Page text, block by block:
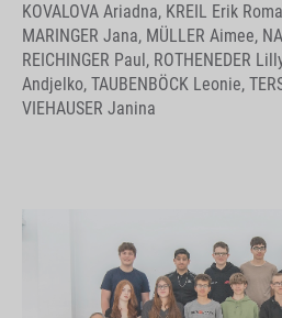
KOVALOVA Ariadna, KREIL Erik
MARINGER Jana, MÜLLER Aimee,
REICHINGER Paul, ROTHENEDER
Andjelko, TAUBENBÖCK Leonie,
VIEHAUSER Janina